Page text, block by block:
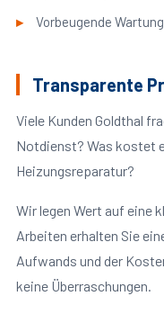
Vorbeugende Wartung
Transparente
Viele Kunden Goldthal
Notdienst? Was kostet
Heizungsreparatur?
Wir legen Wert auf eine
Arbeiten erhalten Sie
Aufwands und der
keine Überraschungen.